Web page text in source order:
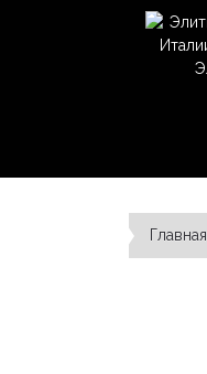
Главная